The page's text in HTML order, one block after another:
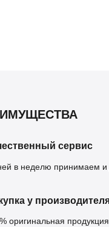
сервис
в неделю принимаем и
у
оригинальная